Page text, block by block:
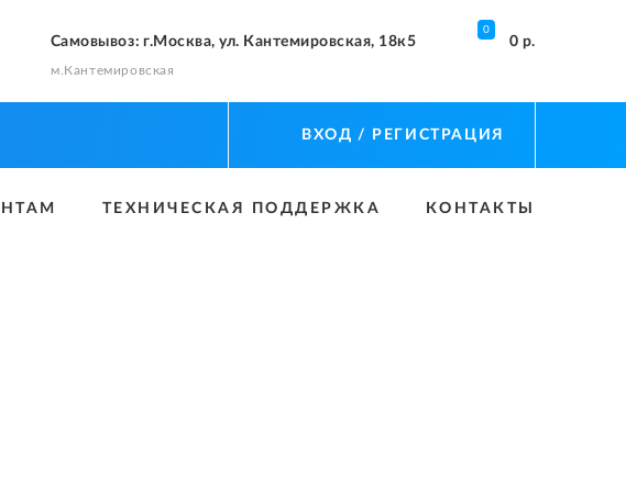
Самовывоз: г.Москва, ул. Кантемировская, 18к5
м.Кантемировская
0
0 р.
ВХОД/ РЕГИСТРАЦИЯ
ТЕХНИЧЕСКАЯ ПОДДЕРЖКА КОНТАКТЫ